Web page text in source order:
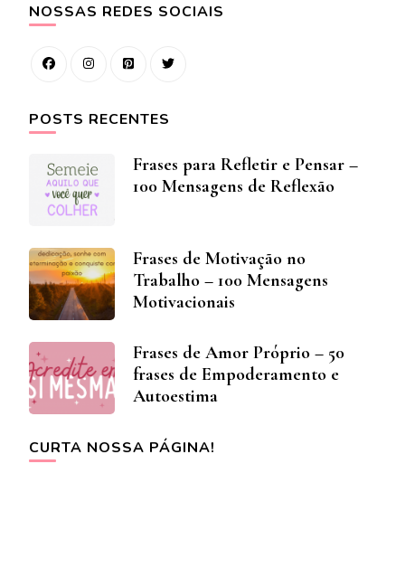
NOSSAS REDES SOCIAIS
POSTS RECENTES
Frases para Refletir e Pensar –
100 Mensagens de Reflexão
Frases de Motivação no
Trabalho – 100 Mensagens
Motivacionais
Frases de Amor Próprio – 50
frases de Empoderamento e
Autoestima
CURTA NOSSA PÁGINA!